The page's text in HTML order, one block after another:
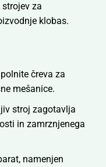
za
klobas.
čreva za
mešanice.
stroj zagotavlja
in zamrznjenega
namenjen